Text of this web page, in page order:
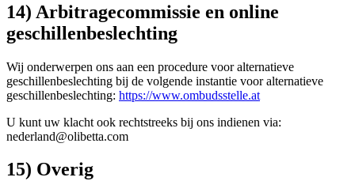
14) Arbitragecommissie en online
geschillenbeslechting
Wij onderwerpen ons aan een procedure voor alternatieve
geschillenbeslechting bij de volgende instantie voor alternatieve
geschillenbeslechting: https://www.ombudsstelle.at
U kunt uw klacht ook rechtstreeks bij ons indienen via:
nederland@olibetta.com
15) Overig